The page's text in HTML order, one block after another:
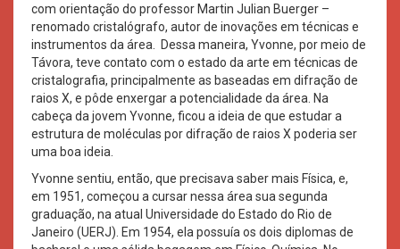
com orientação do professor Martin Julian Buerger –
renomado cristalógrafo, autor de inovações em técnicas e
instrumentos da área. Dessa maneira, Yvonne, por meio de
Távora, teve contato com o estado da arte em técnicas de
cristalografia, principalmente as baseadas em difração de
raios X, e pôde enxergar a potencialidade da área. Na
cabeça da jovem Yvonne, ficou a ideia de que estudar a
estrutura de moléculas por difração de raios X poderia ser
uma boa ideia.
Yvonne sentiu, então, que precisava saber mais Física, e,
em 1951, começou a cursar nessa área sua segunda
graduação, na atual Universidade do Estado do Rio de
Janeiro (UERJ). Em 1954, ela possuía os dois diplomas de